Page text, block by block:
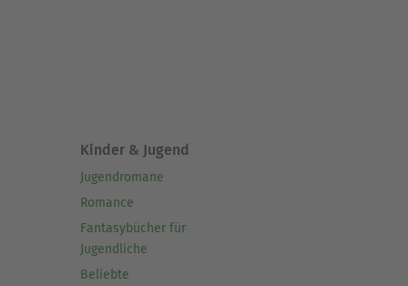
Kinder & Jugend
Jugendromane
Romance
Fantasybücher für
Jugendliche
Beliebte